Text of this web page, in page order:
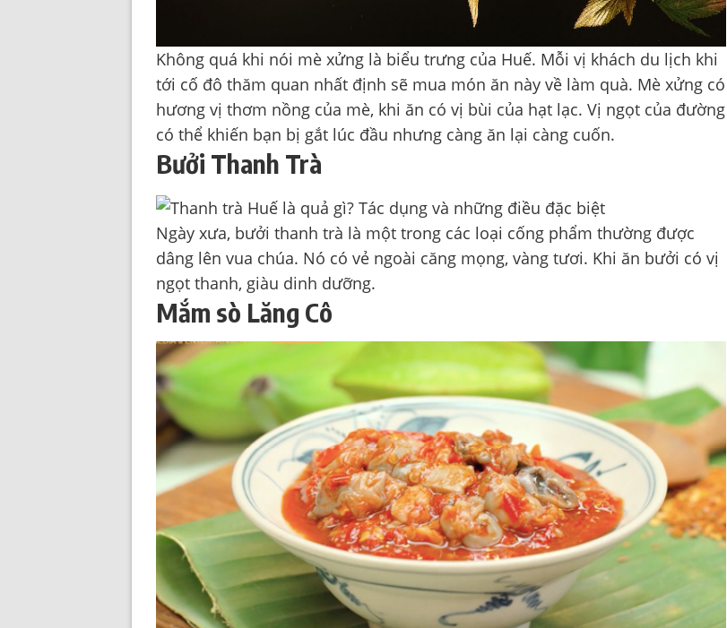
Không quá khi nói mè xửng là biểu trưng của Huế. Mỗi vị khách du lịch khi
tới cố đô thăm quan nhất định sẽ mua món ăn này về làm quà. Mè xửng có
hương vị thơm nồng của mè, khi ăn có vị bùi của hạt lạc. Vị ngọt của đường
có thể khiến bạn bị gắt lúc đầu nhưng càng ăn lại càng cuốn.
Bưởi Thanh Trà
Ngày xưa, bưởi thanh trà là một trong các loại cống phẩm thường được
dâng lên vua chúa. Nó có vẻ ngoài căng mọng, vàng tươi. Khi ăn bưởi có vị
ngọt thanh, giàu dinh dưỡng.
Mắm sò Lăng Cô